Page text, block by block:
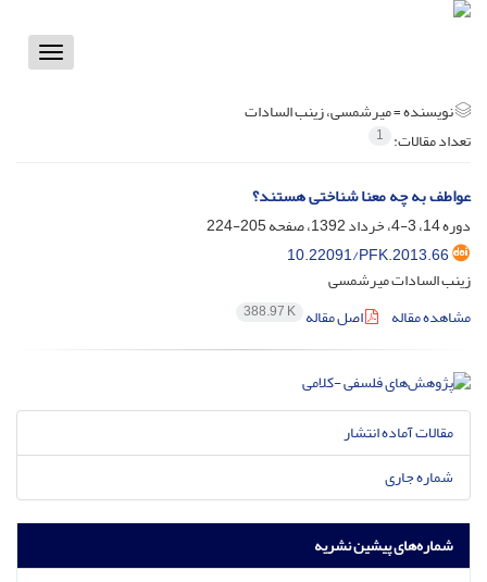
Toggle
نویسنده =میرشمسی، زینب السادات
تعداد مقالات: 1
عواطف به چه معنا شناختی هستند؟
دوره 14، 3-4، خرداد 1392، صفحه
205-224
10.22091/PFK.2013.66
زینب السادات میرشمسی
مشاهده مقاله
اصل مقاله 388.97 K
مقالات آماده انتشار
شماره جاری
شماره‌های پیشین نشریه